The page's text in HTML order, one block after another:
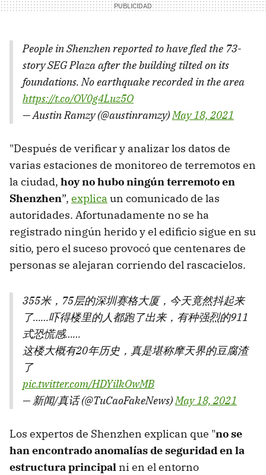
People in Shenzhen reported to have fled the 73-
story SEG Plaza after the building tilted on its
foundations. No earthquake recorded in the area
https://t.co/OV0g4Luz5O
— Austin Ramzy (@austinramzy)May 18, 2021
"Después de verificar y analizar los datos de
varias estaciones de monitoreo de terremotos en
la ciudad, hoy no hubo ningún terremoto en
Shenzhen”, explica un comunicado de las
autoridades. Afortunadamente no se ha
registrado ningún herido y el edificio sigue en su
sitio, pero el suceso provocó que centenares de
personas se alejaran corriendo del rascacielos.
355米，75层的深圳赛格大厦，今天竟然抖起来
了……吓得楼里的人都跑了出来，有种强烈的911
式恐慌感……
这楼大概有20年历史，真是堪称摩天界的豆腐渣
了
pic.twitter.com/HDYilkOwMB
— 新闻/真话 (@TuCaoFakeNews)May 18, 2021
Los expertos de Shenzhen explican que "no se
han encontrado anomalías de seguridad en la
estructura principal ni en el entorno